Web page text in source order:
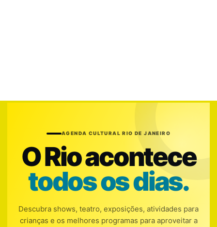
AGENDA CULTURAL RIO DE JANEIRO
O Rio acontece
todos os dias.
Descubra shows, teatro, exposições, atividades para
crianças e os melhores programas para aproveitar a